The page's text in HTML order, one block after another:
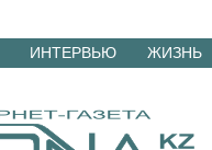
ИНТЕРВЬЮ ЖИЗНЬ